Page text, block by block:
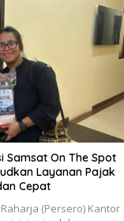
Samsat On The Spot
Layanan Pajak
Cepat
Raharja (Persero) Kantor